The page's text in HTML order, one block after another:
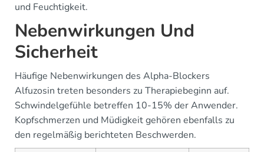
und Feuchtigkeit.
Nebenwirkungen Und
Sicherheit
Häufige Nebenwirkungen des Alpha-Blockers
Alfuzosin treten besonders zu Therapiebeginn auf.
Schwindelgefühle betreffen 10-15% der Anwender.
Kopfschmerzen und Müdigkeit gehören ebenfalls zu
den regelmäßig berichteten Beschwerden.